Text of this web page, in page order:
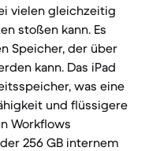
vielen gleichzeitig
stoßen kann. Es
Speicher, der über
kann. Das iPad
was eine
und flüssigere
Workflows
256 GB internem